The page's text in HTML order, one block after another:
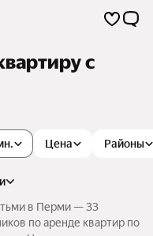
с
Цена Районы
в Перми — 33
по аренде квартир по